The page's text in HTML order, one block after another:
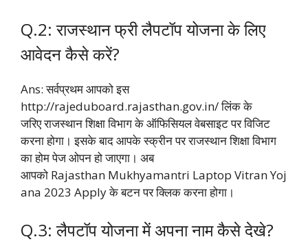
Q.2: राजस्थान फ्री लैपटॉप योजना के लिए
आवेदन कैसे करें?
Ans: सर्वप्रथम आपको इस
http://rajeduboard.rajasthan.gov.in/ लिंक के
जरिए राजस्थान शिक्षा विभाग के ऑफिसियल वेबसाइट पर विजिट
करना होगा। इसके बाद आपके स्क्रीन पर राजस्थान शिक्षा विभाग
का होम पेज ओपन हो जाएगा। अब
आपको Rajasthan Mukhyamantri Laptop Vitran Yoj
ana 2023 Apply के बटन पर क्लिक करना होगा।
Q.3: लैपटॉप योजना में अपना नाम कैसे देखे?